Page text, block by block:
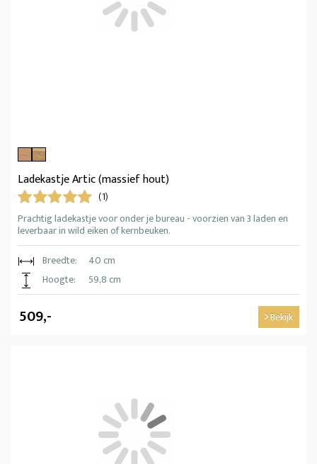
Ladekastje Artic (massief hout)
(1)
Prachtig ladekastje voor onder je bureau - voorzien van 3 laden en
leverbaar in wild eiken of kernbeuken.
Breedte:
40 cm
Hoogte:
59,8 cm
509,- Bekijk